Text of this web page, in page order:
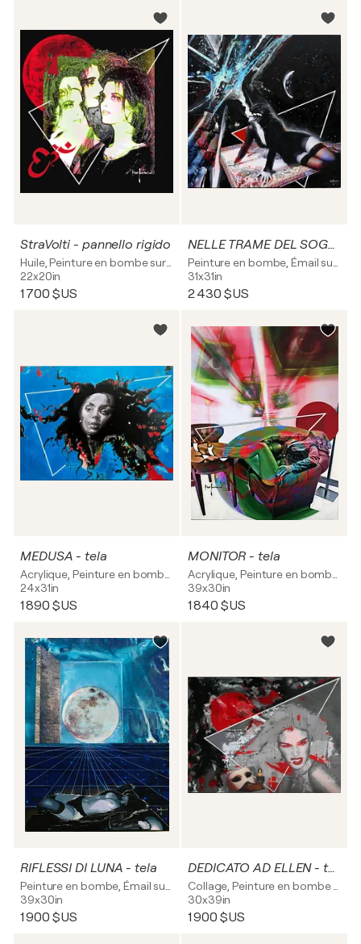
StraVolti - pannello rigido
22x20in
1 700 $US
NELLE TRAME DEL SOGNO - tela
31x31in
2 430 $US
MEDUSA - tela
24x31in
1 890 $US
MONITOR - tela
39x30in
1 840 $US
RIFLESSI DI LUNA - tela
39x30in
1 900 $US
DEDICATO AD ELLEN - tela
30x39in
1 900 $US